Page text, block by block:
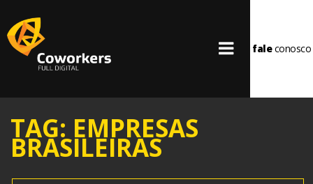
faleconosco
TAG: EMPRESAS
BRASILEIRAS